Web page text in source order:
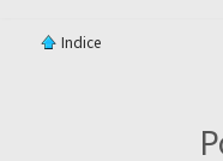
Indice